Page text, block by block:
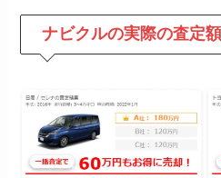
ナビクルの実際の査定